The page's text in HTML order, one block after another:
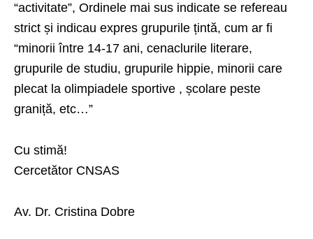
“activitate”, Ordinele mai sus indicate se refereau
strict și indicau expres grupurile țintă, cum ar fi
“minorii între 14-17 ani, cenaclurile literare,
grupurile de studiu, grupurile hippie, minorii care
plecat la olimpiadele sportive , școlare peste
graniță, etc…”
Cu stimă!
Cercetător CNSAS
Av. Dr. Cristina Dobre